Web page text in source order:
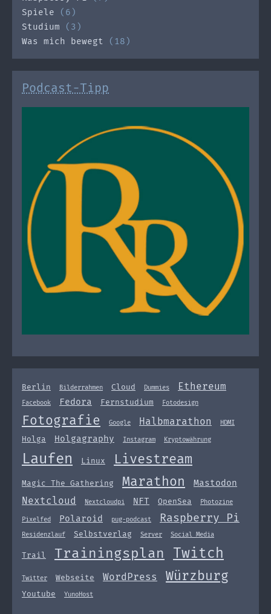
Spiele (6)
Studium (3)
Was mich bewegt (18)
Podcast-Tipp
Berlin Bilderrahmen Cloud Dummies Ethereum
Facebook Fedora Fernstudium Fotodesign
Fotografie Google Halbmarathon HDMI
Holga Holgagraphy Instagram Kryptowährung
Laufen Linux Livestream
Magic The Gathering Marathon Mastodon
Nextcloud Nextcloudpi NFT OpenSea Photozine
Pixelfed Polaroid pug-podcast Raspberry Pi
Residenzlauf Selbstverlag Server Social Media
Trail Trainingsplan Twitch
Twitter Webseite WordPress Würzburg
Youtube YunoHost